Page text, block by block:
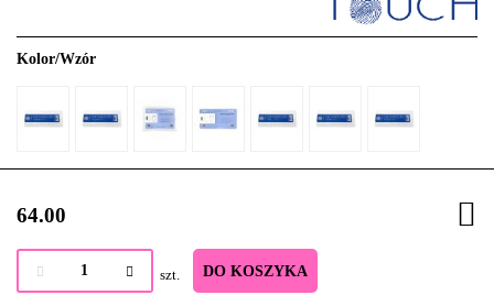
Kolor/Wzór
64.00
szt. DO KOSZYKA